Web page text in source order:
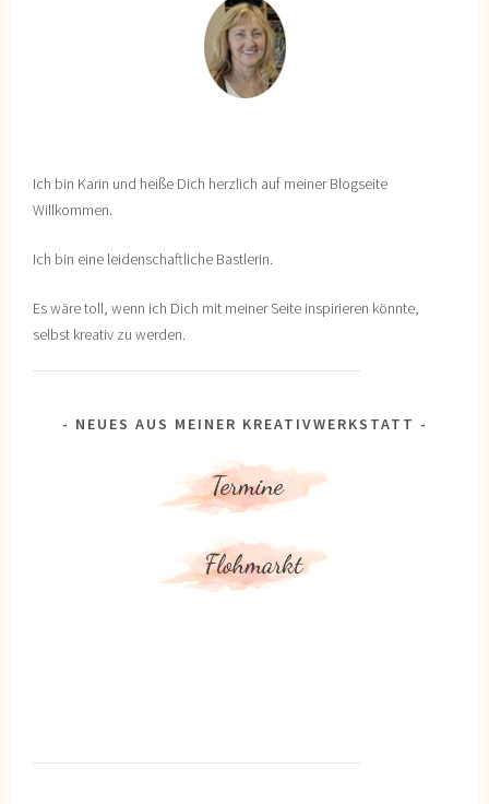
Ich bin Karin und heiße Dich herzlich auf meiner Blogseite
Willkommen.
Ich bin eine leidenschaftliche Bastlerin.
Es wäre toll, wenn ich Dich mit meiner Seite inspirieren könnte,
selbst kreativ zu werden.
NEUES AUS MEINER KREATIVWERKSTATT